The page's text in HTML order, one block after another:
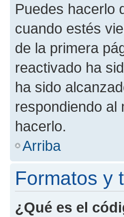
Puedes hacerlo
cuando estés
de la primera
reactivado ha
ha sido
respondiendo al
hacerlo.
Arriba
Formatos y
¿Qué es el